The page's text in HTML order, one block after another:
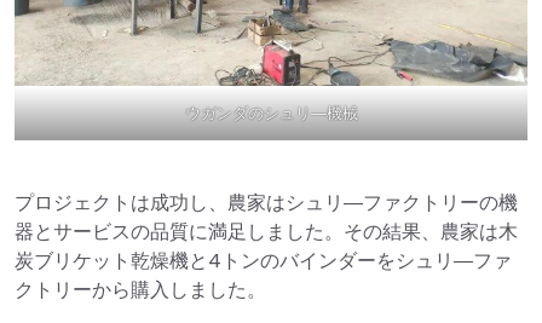
ウガンダのシュリ―機械
プロジェクトは成功し、農家はシュリ―ファクトリーの機
器とサービスの品質に満足しました。その結果、農家は木
炭ブリケット乾燥機と4トンのバインダーをシュリ―ファ
クトリーから購入しました。